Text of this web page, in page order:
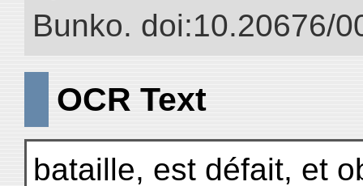
Bunko. doi:10.20676/
OCR Text
bataille, est défait, et